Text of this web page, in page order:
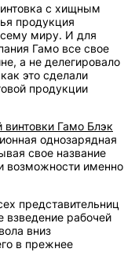
с хищным
продукция
миру. И для
Гамо все свое
а не делегировало
это сделали
продукции
винтовки Гамо Блэк
однозарядная
свое название
возможности именно
представительниц
взведение рабочей
вниз
в прежнее